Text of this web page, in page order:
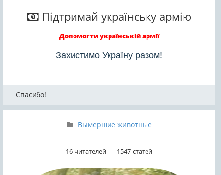
Підтримай українську армію
Допомогти українській армії
Захистимо Україну разом!
Спасибо!
Вымершие животные
16 читателей 1547 статей